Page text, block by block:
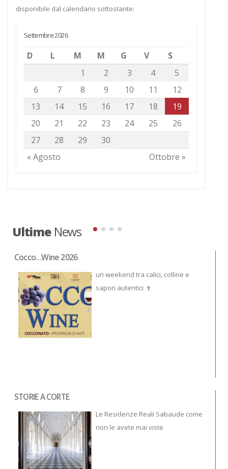
disponibile dal calendario sottostante:
Settembre 2026
D L M M G V S
« Agosto Ottobre »
1 2 3 4
5
6
7 8 9 10 11
12
13
14 15 16 17 18
19
20
21 22 23 24 25
26
27
28 29 30
UltimeNews
Cocco…Wine 2026
un weekend tra calici, colline e
sapori autentici 🍷
STORIE A CORTE
Le Residenze Reali Sabaude come
non le avete mai viste